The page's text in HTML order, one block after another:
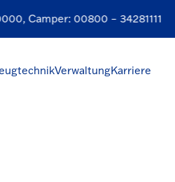
, Camper:00800 – 34281111
VerwaltungKarriere